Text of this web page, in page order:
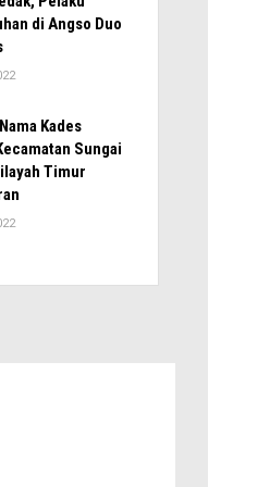
di Angso Duo
Kades
Sungai
Timur